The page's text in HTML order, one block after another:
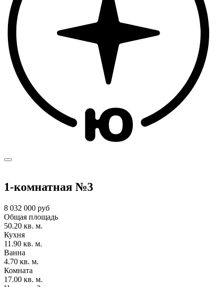
1-комнатная №3
8 032 000 руб
Общая площадь
50.20 кв. м.
Кухня
11.90 кв. м.
Ванна
4.70 кв. м.
Комната
17.00 кв. м.